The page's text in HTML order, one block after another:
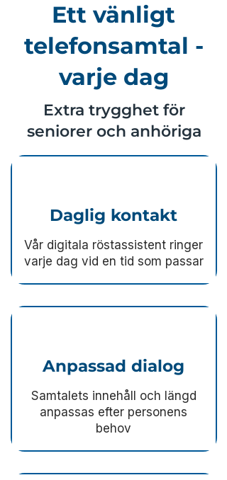
Ett vänligt
telefonsamtal -
varje dag
Extra trygghet för
seniorer och anhöriga
Daglig kontakt
Vår digitala röstassistent ringer
varje dag vid en tid som passar
Anpassad dialog
Samtalets innehåll och längd
anpassas efter personens
behov​